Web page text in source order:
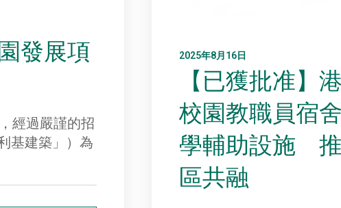
發展項
經過嚴謹的招
基建築」）為
2025年8月16日
【已獲批准】
校園教職員宿
學輔助設施
區共融